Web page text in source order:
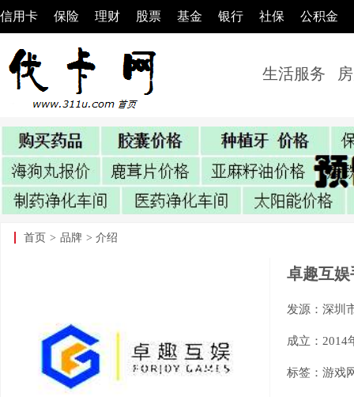
信用卡 保险 理财 股票 基金 银行 社保 公积金
生活服务
首页 > 品牌 > 介绍
卓趣互
发源：深圳
成立：2014
标签：游戏